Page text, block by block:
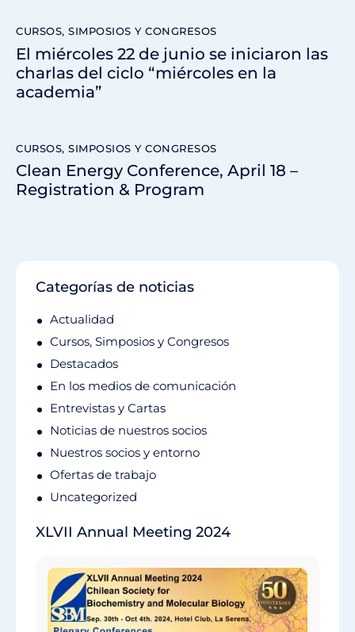
CURSOS, SIMPOSIOS Y CONGRESOS
El miércoles 22 de junio se iniciaron las
charlas del ciclo “miércoles en la
academia”
CURSOS, SIMPOSIOS Y CONGRESOS
Clean Energy Conference, April 18 –
Registration & Program
Categorías de noticias
Actualidad
Cursos, Simposios y Congresos
Destacados
En los medios de comunicación
Entrevistas y Cartas
Noticias de nuestros socios
Nuestros socios y entorno
Ofertas de trabajo
Uncategorized
XLVII Annual Meeting 2024